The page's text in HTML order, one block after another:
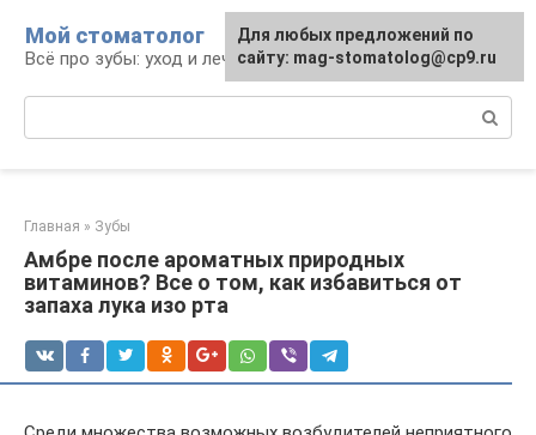
контенту
Мой стоматолог
Всё про зубы: уход и лечение
Главная » Зубы
Амбре после ароматных природных
витаминов? Все о том, как избавиться от
запаха лука изо рта
Для любых предложений по
сайту: mag-stomatolog@cp9.ru